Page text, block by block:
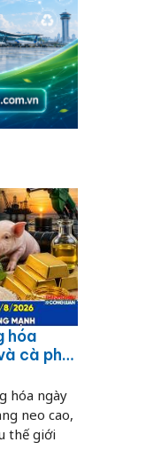
hóa
cà phê
hóa ngày
neo cao,
thế giới